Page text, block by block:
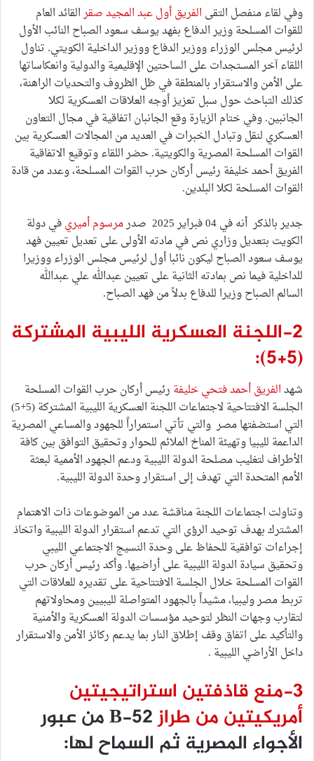
وفي لقاء منفصل التقى الفريق أول عبد المجيد صقرالقائد العام
للقوات المسلحة وزير الدفاع بفهد يوسف سعود الصباح النائب الأول
لرئيس مجلس الوزراء ووزير الدفاع ووزير الداخلية الكويتي. تناول
اللقاء آخر المستجدات على الساحتين الإقليمية والدولية وانعكاساتها
على الأمن والاستقرار بالمنطقة في ظل الظروف والتحديات الراهنة،
كذلك التباحث حول سبل تعزيز أوجه العلاقات العسكرية لكلا
الجانبين. وفي ختام الزيارة وقع الجانبان اتفاقية في مجال التعاون
العسكري لنقل وتبادل الخبرات في العديد من المجالات العسكرية بين
القوات المسلحة المصرية والكويتية. حضر اللقاء وتوقيع الاتفاقية
الفريق أحمد خليفة رئيس أركان حرب القوات المسلحة، وعدد من قادة
القوات المسلحة لكلا البلدين.
جدير بالذكر أنه في 04 فبراير 2025 صدر
مرسوم أميريفي دولة
الكويت بتعديل وزاري نص في مادته الأولى على تعديل تعيين فهد
يوسف سعود الصباح ليكون نائبا أول لرئيس مجلس الوزراء ووزيرا
للداخلية فيما نص بمادته الثانية على تعيين عبدالله علي عبدالله
السالم الصباح وزيرا للدفاع بدلاً من فهد الصباح.
2-اللجنة العسكرية الليبية المشتركة
(5+5):
شهدالفريق أحمد فتحي خليفة رئيس أركان حرب القوات المسلحة
الجلسة الافتتاحية لاجتماعات اللجنة العسكرية الليبية المشتركة (5+5)
التي استضفتها مصر والتي تأتي استمراراً للجهود والمساعي المصرية
الداعمة لليبيا وتهيئة المناخ الملائم للحوار وتحقيق التوافق بين كافة
الأطراف لتغليب مصلحة الدولة الليبية ودعم الجهود الأممية لبعثة
الأمم المتحدة التي تهدف إلى استقرار وحدة الدولة الليبية.
وتناولت اجتماعات اللجنة مناقشة عدد من الموضوعات ذات الاهتمام
المشترك بهدف توحيد الرؤى التي تدعم استقرار الدولة الليبية واتخاذ
إجراءات توافقية للحفاظ على وحدة النسيج الاجتماعي الليبي
وتحقيق سيادة الدولة الليبية على أراضيها. وأكد رئيس أركان حرب
القوات المسلحة خلال الجلسة الافتتاحية على تقديره للعلاقات التي
تربط مصر وليبيا، مشيداً بالجهود المتواصلة لليبيين ومحاولاتهم
لتقارب وجهات النظر لتوحيد مؤسسات الدولة العسكرية والأمنية
والتأكيد على اتفاق وقف إطلاق النار بما يدعم ركائز الأمن والاستقرار
داخل الأراضي الليبية .
3-منع قاذفتين استراتيجيتين
أمريكيتين من طراز
B-52 من عبور
الأجواء المصرية ثم السماح لها: